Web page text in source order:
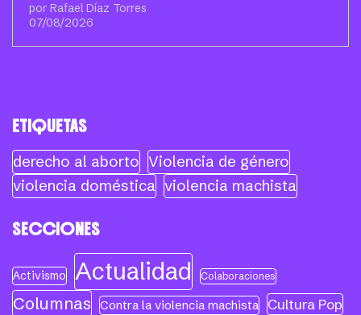
por Rafael Díaz Torres
07/08/2026
ETIQUETAS
derecho al aborto Violencia de género
violencia doméstica violencia machista
SECCIONES
Activismo Actualidad Colaboraciones
Columnas Contra la violencia machista Cultura Pop